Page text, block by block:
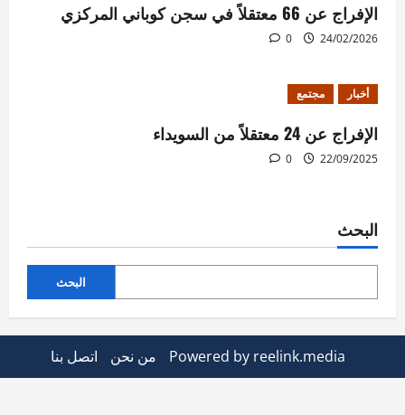
الإفراج عن 66 معتقلاً في سجن كوباني المركزي
24/02/2026
0
أخبار مجتمع
الإفراج عن 24 معتقلاً من السويداء
22/09/2025
0
البحث
البحث
Powered by reelink.media من نحن اتصل بنا